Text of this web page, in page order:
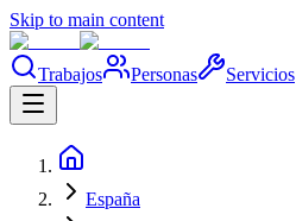
Skip to main content
Trabajos Personas Servicios
España